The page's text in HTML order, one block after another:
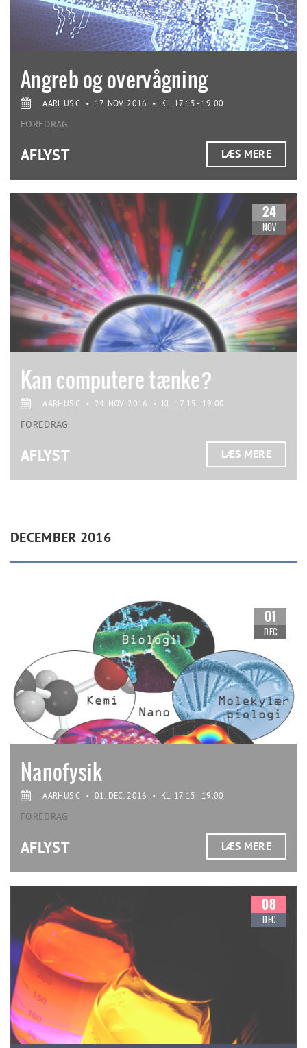
Angreb og overvågning
AARHUS C • 17. NOV. 2016 • KL. 17.15 - 19.00
FOREDRAG
AFLYST LÆS MERE
24
NOV
Kan computere tænke?
AARHUS C • 24. NOV. 2016 • KL. 17.15 - 19.00
FOREDRAG
AFLYST LÆS MERE
DECEMBER 2016
01
DEC
Nanofysik
AARHUS C • 01. DEC. 2016 • KL. 17.15 - 19.00
FOREDRAG
AFLYST LÆS MERE
08
DEC